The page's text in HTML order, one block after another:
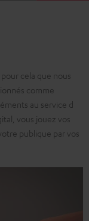
cela que nous
comme
au service d
vous jouez vos
publique par vos